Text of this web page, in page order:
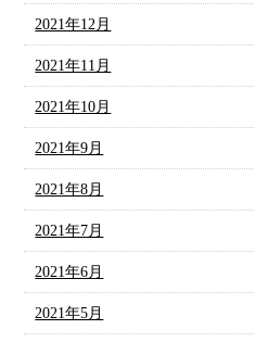
2021年12月
2021年11月
2021年10月
2021年9月
2021年8月
2021年7月
2021年6月
2021年5月